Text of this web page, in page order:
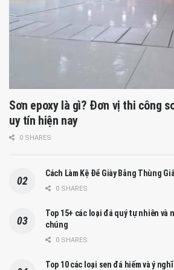
Sơn epoxy là gì? Đơn vị thi công
uy tín hiện nay
0 SHARES
Cách Làm Kệ Để Giày Bằng Thùng
0 SHARES
Top 15+ các loại đá quý tự nhiên và
chúng
0 SHARES
Top 10 các loại sen đá hiếm và ý